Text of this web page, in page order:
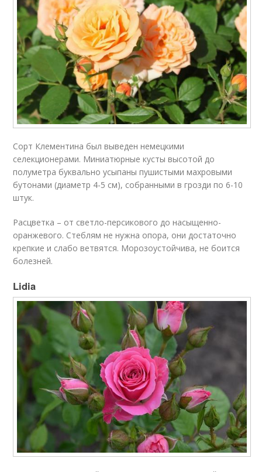
Сорт Клементина был выведен немецкими
селекционерами. Миниатюрные кусты высотой до
полуметра буквально усыпаны пушистыми махровыми
бутонами (диаметр 4-5 см), собранными в грозди по 6-10
штук.
Расцветка – от светло-персикового до насыщенно-
оранжевого. Стеблям не нужна опора, они достаточно
крепкие и слабо ветвятся. Морозоустойчива, не боится
болезней.
Lidia